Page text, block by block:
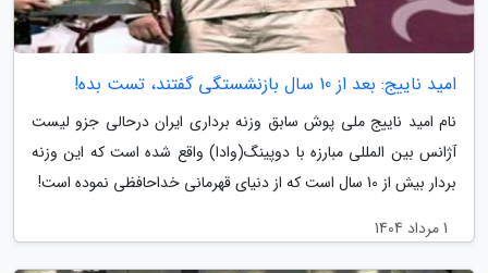
امید ناییج: بعد از 10 سال بازنشستگی گفتند، تست بده!
نام امید ناییج ملی پوش سابق وزنه برداری ایران درحالی جزو لیست
آژانس بین المللی مبارزه با دوپینگ(وادا) واقع شده است که این وزنه
بردار بیش از 10 سال است که از دنیای قهرمانی خداحافظی نموده است!
1 مرداد 1404